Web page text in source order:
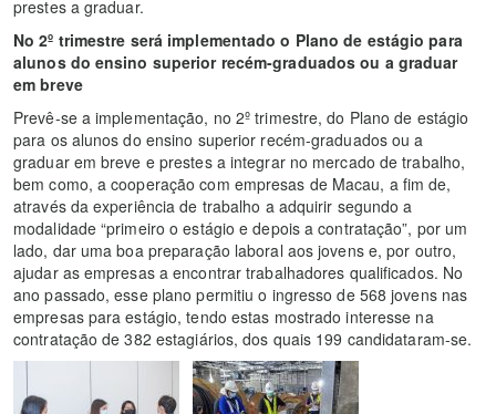
prestes a graduar.
No 2º trimestre será implementado o Plano de estágio para
alunos do ensino superior recém-graduados ou a graduar
em breve
Prevê-se a implementação, no 2º trimestre, do Plano de estágio
para os alunos do ensino superior recém-graduados ou a
graduar em breve e prestes a integrar no mercado de trabalho,
bem como, a cooperação com empresas de Macau, a fim de,
através da experiência de trabalho a adquirir segundo a
modalidade “primeiro o estágio e depois a contratação”, por um
lado, dar uma boa preparação laboral aos jovens e, por outro,
ajudar as empresas a encontrar trabalhadores qualificados. No
ano passado, esse plano permitiu o ingresso de 568 jovens nas
empresas para estágio, tendo estas mostrado interesse na
contratação de 382 estagiários, dos quais 199 candidataram-se.